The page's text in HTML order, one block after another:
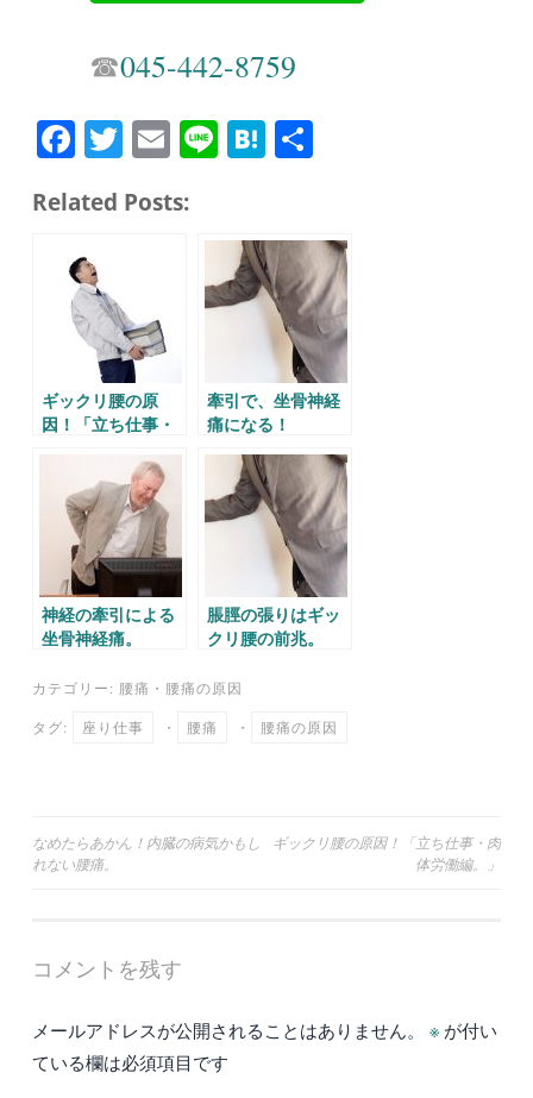
☎︎045-442-8759
Fa
bo
ok
T
tte
E
ail
Li H
a
Related Posts:
ギックリ腰の原
因！「立ち仕事・
牽引で、坐骨神経
痛になる！
神経の牽引による
坐骨神経痛。
脹脛の張りはギッ
クリ腰の前兆。
カテゴリー: 腰痛 ・ 腰痛の原因
タグ: 座り仕事 ・ 腰痛 ・ 腰痛の原因
投
稿
ー
シ
なめたらあかん！内臓の病気かもし
れない腰痛。
ギックリ腰の原因！「立ち仕事・肉
体労働編。」
コメントを残す
メールアドレスが公開されることはありません。 ※ が付い
ている欄は必須項目です